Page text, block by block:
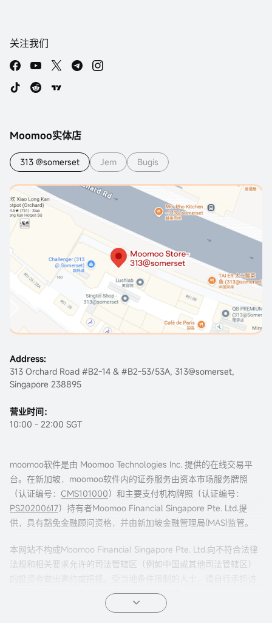
关注我们
Moomoo实体店
313 @somerset Jem Bugis
Address:
313 Orchard Road #B2-14 & #B2-53/53A, 313@somerset,
Singapore 238895
营业时间：
10:00 - 22:00 SGT
moomoo软件是由 Moomoo Technologies Inc. 提供的在线交易平
台。在新加坡，moomoo软件内的证券服务由资本市场服务牌照
（认证编号： CMS101000）和主要支付机构牌照（认证编号：
PS20200617）持有者Moomoo Financial Singapore Pte. Ltd.提
供，具有豁免金融顾问资格，并由新加坡金融管理局(MAS)监管。
本网站不构成Moomoo Financial Singapore Pte. Ltd.向不符合法律
法规和相关要求允许的司法管辖区（例如中国或其他司法管辖区）
问本网站的风险，并且您有责任遵守当地法律。